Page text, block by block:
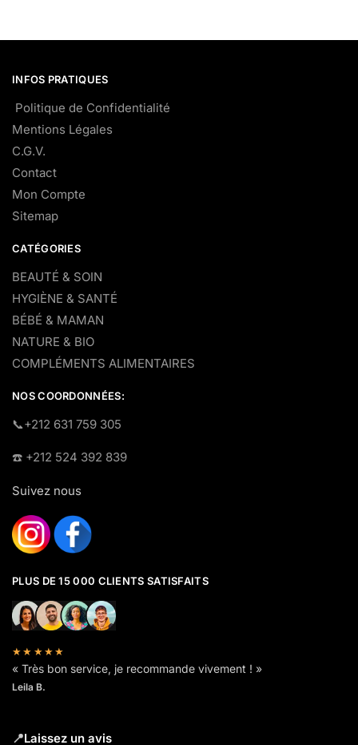
INFOS PRATIQUES
Politique de Confidentialité
Mentions Légales
C.G.V.
Contact
Mon Compte
Sitemap
CATÉGORIES
BEAUTÉ & SOIN
HYGIÈNE & SANTÉ
BÉBÉ & MAMAN
NATURE & BIO
COMPLÉMENTS ALIMENTAIRES
NOS COORDONNÉES:
​📞+212 631 759 305
☎️​ +212 524 392 839
Suivez nous
PLUS DE 15 000 CLIENTS SATISFAITS
★★★★★
« Très bon service, je recommande vivement ! »
Leila B.
📍Laissez un avis